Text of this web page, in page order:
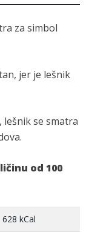
za simbol
jer je lešnik
lešnik se smatra
od 100
628 kCal